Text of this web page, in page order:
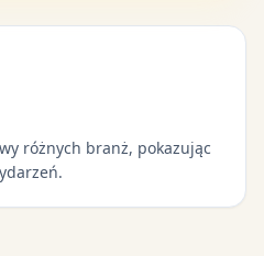
różnych branż, pokazując